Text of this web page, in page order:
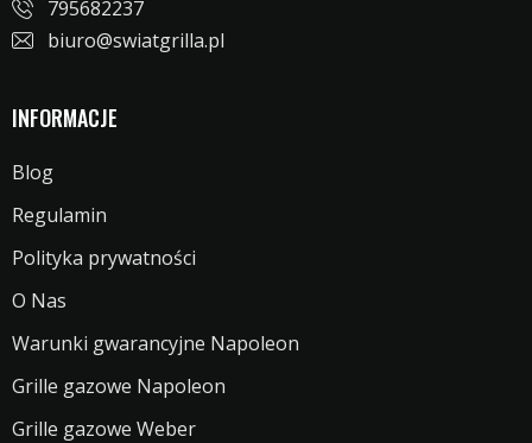
795682237
biuro@swiatgrilla.pl
INFORMACJE
Blog
Regulamin
Polityka prywatności
O Nas
Warunki gwarancyjne Napoleon
Grille gazowe Napoleon
Grille gazowe Weber